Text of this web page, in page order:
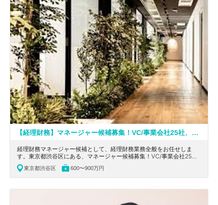
【経理財務】マネージャー候補募集！VC/事業会社25社、エンジェル投資家10名から累計40億円超を資金調達！日本最大規模のインフルエンサーマーケティング企業
経理財務マネージャー候補として、経理財務業務全般をお任せしま
す。東京都渋谷区にある、マネージャー候補募集！VC/事業会社25
社、エンジェル投資家10名から累計40億円超を資金調達！日本最大規
模のインフルエンサーマーケティング企業の求人です。
東京都渋谷区 600〜900万円